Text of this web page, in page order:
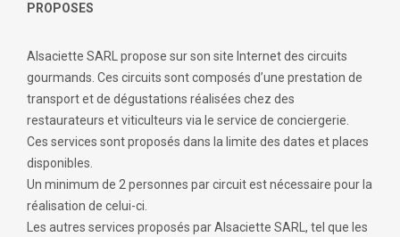
PROPOSES
Alsaciette SARL propose sur son site Internet des circuits
gourmands. Ces circuits sont composés d’une prestation de
transport et de dégustations réalisées chez des
restaurateurs et viticulteurs via le service de conciergerie.
Ces services sont proposés dans la limite des dates et places
disponibles.
Un minimum de 2 personnes par circuit est nécessaire pour la
réalisation de celui-ci.
Les autres services proposés par Alsaciette SARL, tel que les